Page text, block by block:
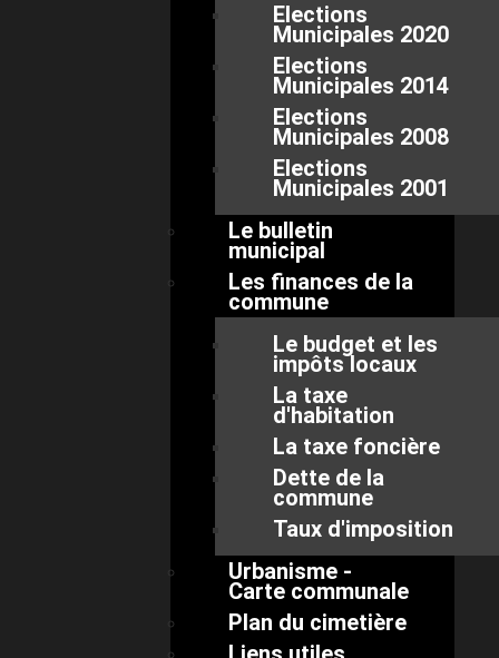
Elections
Municipales 2020
Elections
Municipales 2014
Elections
Municipales 2008
Elections
Municipales 2001
Le bulletin
municipal
Les finances de la
commune
Le budget et les
impôts locaux
La taxe
d'habitation
La taxe foncière
Dette de la
commune
Taux d'imposition
Urbanisme -
Carte communale
Plan du cimetière